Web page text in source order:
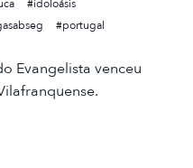
idoloásis
portugal
Evangelista venceu